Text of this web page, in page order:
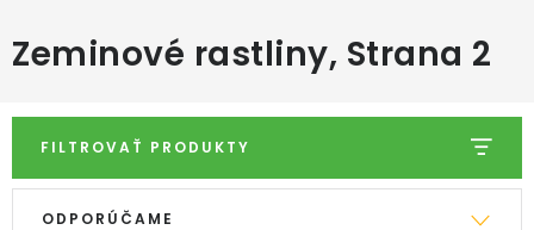
SERVIS INTERIÉROVEJ ZELENE
Zeminové rastliny, Strana 2
FILTROVAŤ PRODUKTY
V
R
ODPORÚČAME